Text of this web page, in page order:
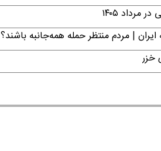
۱۴۰۵
| مردم منتظر حمله همه‌جانبه باشند؟
خزر